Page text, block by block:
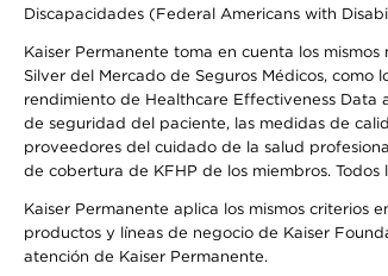
Discapacidades (Federal Americans with
Kaiser Permanente toma en cuenta los
Silver del Mercado de Seguros Médicos,
rendimiento de Healthcare Effectiveness Data
de seguridad del paciente, las medidas de
proveedores del cuidado de la salud
de cobertura de KFHP de los miembros.
Kaiser Permanente aplica los mismos criterios
productos y líneas de negocio de Kaiser
atención de Kaiser Permanente.